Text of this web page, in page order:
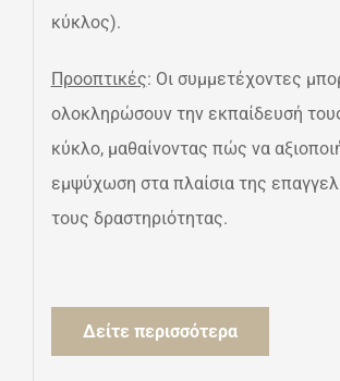
κύκλος).
Προοπτικές: Οι συμμετέχοντες
ολοκληρώσουν την εκπαίδευσή
κύκλο, μαθαίνοντας πώς να
εμψύχωση στα πλαίσια της
τους δραστηριότητας.
Δείτε περισσότερα